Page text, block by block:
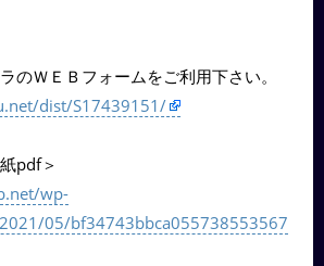
のＷＥＢフォームをご利用下さい。
dist/S17439151/
pdf＞
wp-
05/bf34743bbca055738553567